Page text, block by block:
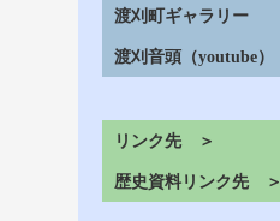
渡刈町ギャラリー
渡刈音頭（youtube）
リンク先 ＞
歴史資料リンク先 ＞